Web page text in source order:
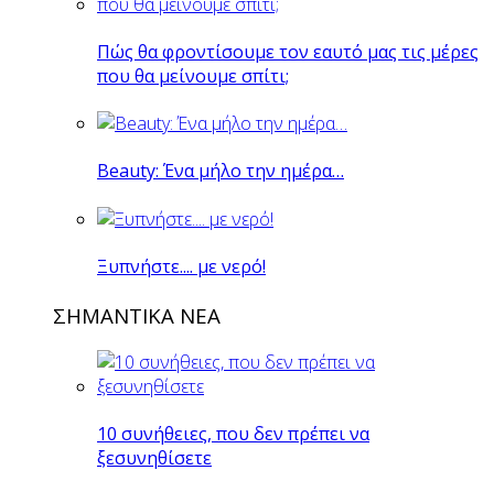
Πώς θα φροντίσουμε τον εαυτό μας τις μέρες
που θα μείνουμε σπίτι;
Beauty: Ένα μήλο την ημέρα…
Ξυπνήστε.... με νερό!
ΣΗΜΑΝΤΙΚΑ ΝΕΑ
10 συνήθειες, που δεν πρέπει να
ξεσυνηθίσετε